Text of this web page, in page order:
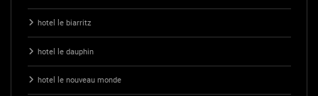
hotel le biarritz
hotel le dauphin
hotel le nouveau monde